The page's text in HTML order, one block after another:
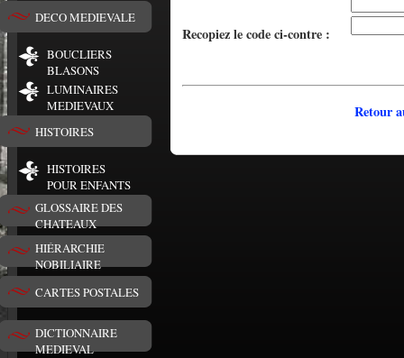
DECO MEDIEVALE
BOUCLIERS
BLASONS
LUMINAIRES
MEDIEVAUX
HISTOIRES
HISTOIRES
POUR ENFANTS
GLOSSAIRE DES
CHATEAUX
HIÉRARCHIE
NOBILIAIRE
CARTES POSTALES
DICTIONNAIRE
MEDIEVAL
Recopiez le code ci-contre :
Retour